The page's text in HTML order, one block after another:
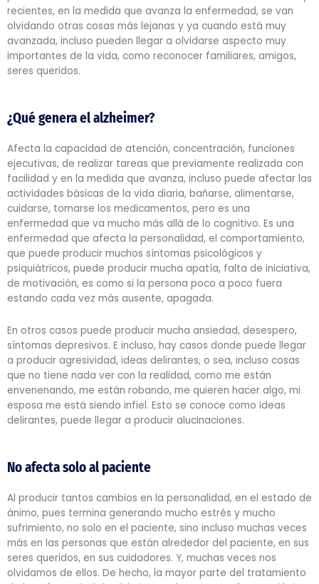
recientes, en la medida que avanza la enfermedad, se van
olvidando otras cosas más lejanas y ya cuando está muy
avanzada, incluso pueden llegar a olvidarse aspecto muy
importantes de la vida, como reconocer familiares, amigos,
seres queridos.
¿Qué genera el alzheimer?
Afecta la capacidad de atención, concentración, funciones
ejecutivas, de realizar tareas que previamente realizada con
facilidad y en la medida que avanza, incluso puede afectar las
actividades básicas de la vida diaria, bañarse, alimentarse,
cuidarse, tomarse los medicamentos, pero es una
enfermedad que va mucho más allá de lo cognitivo. Es una
enfermedad que afecta la personalidad, el comportamiento,
que puede producir muchos síntomas psicológicos y
psiquiátricos, puede producir mucha apatía, falta de iniciativa,
de motivación, es como si la persona poco a poco fuera
estando cada vez más ausente, apagada.
En otros casos puede producir mucha ansiedad, desespero,
síntomas depresivos. E incluso, hay casos donde puede llegar
a producir agresividad, ideas delirantes, o sea, incluso cosas
que no tiene nada ver con la realidad, como me están
envenenando, me están robando, me quieren hacer algo, mi
esposa me está siendo infiel. Esto se conoce como ideas
delirantes, puede llegar a producir alucinaciones.
No afecta solo al paciente
Al producir tantos cambios en la personalidad, en el estado de
ánimo, pues termina generando mucho estrés y mucho
sufrimiento, no solo en el paciente, sino incluso muchas veces
más en las personas que están alrededor del paciente, en sus
seres queridos, en sus cuidadores. Y, muchas veces nos
olvidamos de ellos. De hecho, la mayor parte del tratamiento